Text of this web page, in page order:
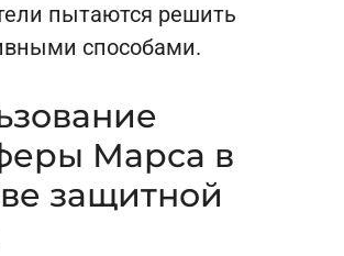
пытаются решить
способами.
Марса в
защитной